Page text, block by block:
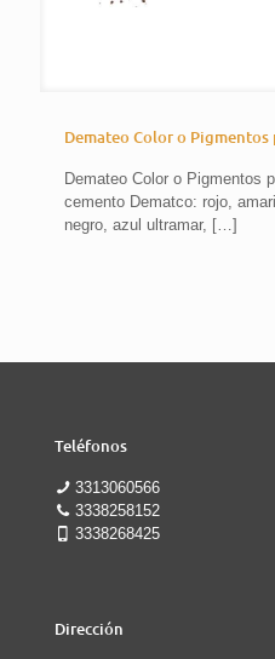
Demateo Color o Pigmentos
Demateo Color o Pigmentos
cemento Dematco: rojo,
negro, azul ultramar, […]
Teléfonos
3313060566
3338258152
3338268425
Dirección